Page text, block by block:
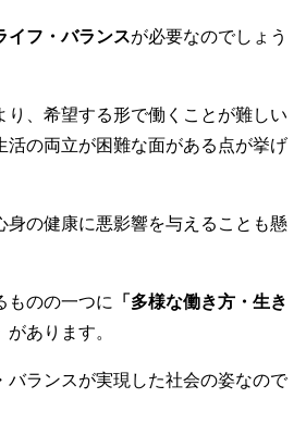
イフ・バランスが必要なのでしょう
り、希望する形で働くことが難しい
活の両立が困難な面がある点が挙げ
身の健康に悪影響を与えることも懸
ものの一つに
「多様な働き方・生き
があります。
バランスが実現した社会の姿なので